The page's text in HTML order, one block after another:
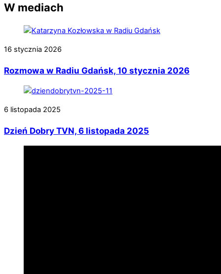
W mediach
16 stycznia 2026
Rozmowa w Radiu Gdańsk, 10 stycznia 2026
6 listopada 2025
Dzień Dobry TVN, 6 listopada 2025